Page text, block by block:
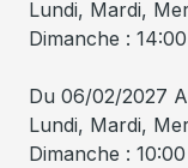
Lundi, Mardi,
Dimanche :
Du 06/02/2027
Lundi, Mardi,
Dimanche :